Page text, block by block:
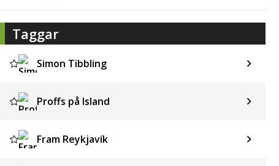
Taggar
Simon Tibbling
Proffs på Island
Fram Reykjavík